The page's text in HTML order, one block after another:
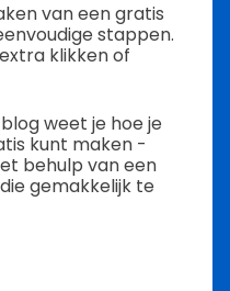
van een gratis
stappen.
klikken of
weet je hoe je
kunt maken -
behulp van een
gemakkelijk te